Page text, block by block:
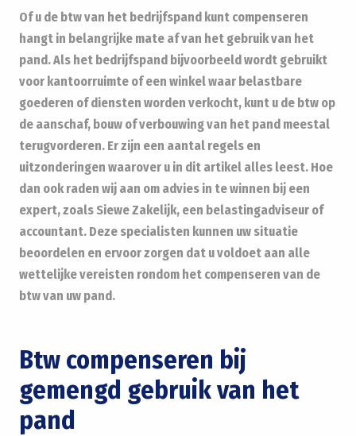
Of u de btw van het bedrijfspand kunt compenseren
hangt in belangrijke mate af van het gebruik van het
pand. Als het bedrijfspand bijvoorbeeld wordt gebruikt
voor kantoorruimte of een winkel waar belastbare
goederen of diensten worden verkocht, kunt u de btw op
de aanschaf, bouw of verbouwing van het pand meestal
terugvorderen. Er zijn een aantal regels en
uitzonderingen waarover u in dit artikel alles leest. Hoe
dan ook raden wij aan om advies in te winnen bij een
expert, zoals Siewe Zakelijk, een belastingadviseur of
accountant. Deze specialisten kunnen uw situatie
beoordelen en ervoor zorgen dat u voldoet aan alle
wettelijke vereisten rondom het compenseren van de
btw van uw pand.
Btw compenseren bij
gemengd gebruik van het
pand